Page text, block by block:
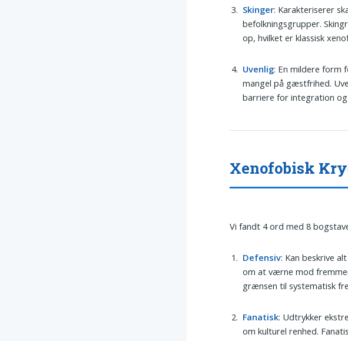
Skinger: Karakteriserer
befolkningsgrupper.
op, hvilket er klassisk
Uvenlig: En mildere form
mangel på gæstfrihed.
barriere for integration
Xenofobisk
Vi fandt 4 ord med 8
Defensiv: Kan beskrive
om at værne mod
grænsen til systematisk
Fanatisk: Udtrykker
om kulturel renhed.